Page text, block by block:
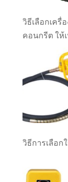
วิธีเลือกเครื่
คอนกรีต ให้
วิธีการเลือก